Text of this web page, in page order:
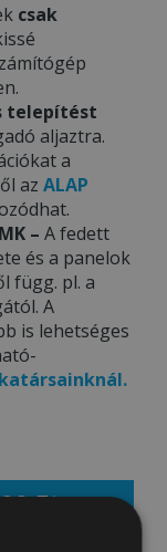
csak
telepítést
aljaztra.
a
az ALAP
– A fedett
és a panelok
függ. pl. a
A
is lehetséges
Ft